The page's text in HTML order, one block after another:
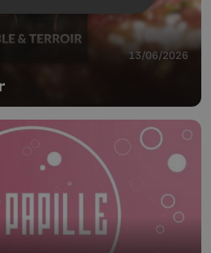
13/06/2026